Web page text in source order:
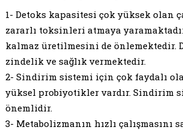
1- Detoks kapasitesi çok yüksek olan
zararlı toksinleri atmaya
kalmaz üretilmesini de önlemektedir.
zindelik ve sağlık vermektedir.
2- Sindirim sistemi için çok faydalı
yüksel probiyotikler vardır. Sindirim
önemlidir.
3- Metabolizmanın hızlı çalışmasını